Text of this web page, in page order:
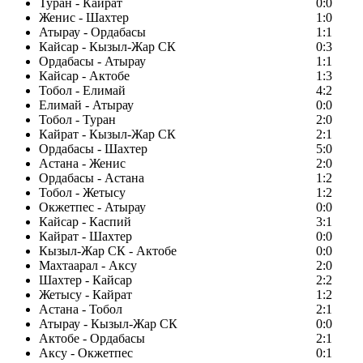
Женис - Шахтер
1:0
Атырау - Ордабасы
1:1
Кайсар - Кызыл-Жар СК
0:3
Ордабасы - Атырау
1:1
Кайсар - Актобе
1:3
Тобол - Елимай
4:2
Елимай - Атырау
0:0
Тобол - Туран
2:0
Кайрат - Кызыл-Жар СК
2:1
Ордабасы - Шахтер
5:0
Астана - Женис
2:0
Ордабасы - Астана
1:2
Тобол - Жетысу
1:2
Окжетпес - Атырау
0:0
Кайсар - Каспий
3:1
Кайрат - Шахтер
0:0
Кызыл-Жар СК - Актобе
0:0
Махтаарал - Аксу
2:0
Шахтер - Кайсар
2:2
Жетысу - Кайрат
1:2
Астана - Тобол
2:1
Атырау - Кызыл-Жар СК
0:0
Актобе - Ордабасы
2:1
Аксу - Окжетпес
0:1